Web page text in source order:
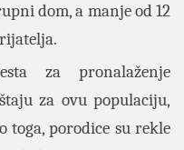
dom, a manje od 12
za pronalaženje
za ovu populaciju,
toga, porodice su rekle